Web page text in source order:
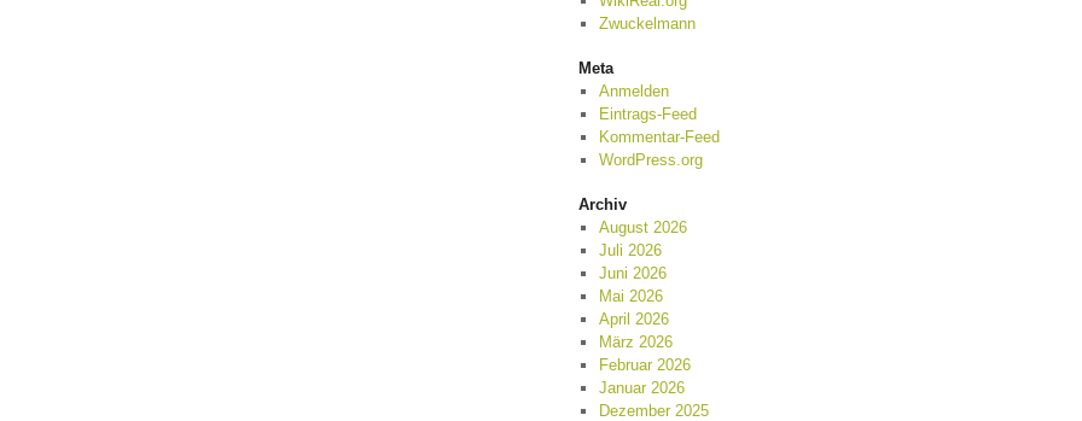
Zwuckelmann
Meta
Anmelden
Eintrags-Feed
Kommentar-Feed
WordPress.org
Archiv
August 2026
Juli 2026
Juni 2026
Mai 2026
April 2026
März 2026
Februar 2026
Januar 2026
Dezember 2025